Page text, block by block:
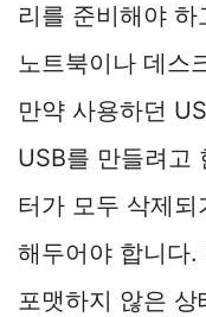
리를 준비해야
노트북이나 데스
만약 사용하던
USB를 만들려고
터가 모두 삭제
해두어야 합니다
포맷하지 않은 상